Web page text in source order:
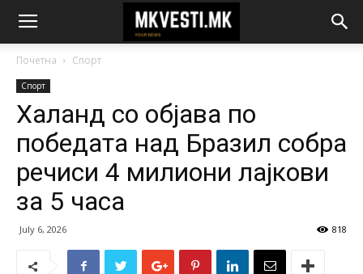
Почетна Спорт
Спорт
Халанд со објава по
победата над Бразил собра
речиси 4 милиони лајкови
за 5 часа
July 6, 2026 818